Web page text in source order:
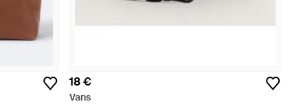
18 €
Vans